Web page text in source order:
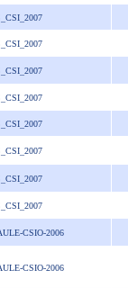
CSIO-2006
CSIO-2006